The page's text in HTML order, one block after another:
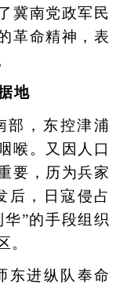
冀南党政军民
革命精神，表
地
，东控津浦
喉。又因人口
要，历为兵家
后，日寇侵占
”的手段组织
。
进纵队奉命